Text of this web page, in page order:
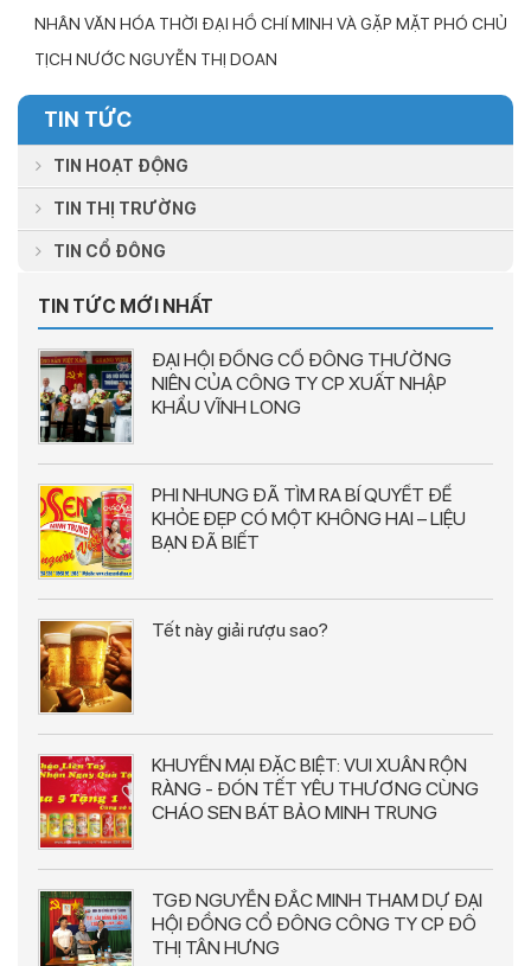
NHÂN VĂN HÓA THỜI ĐẠI HỒ CHÍ MINH VÀ GẶP MẶT PHÓ CHỦ
TỊCH NƯỚC NGUYỄN THỊ DOAN
TIN TỨC
TIN HOẠT ĐỘNG
TIN THỊ TRƯỜNG
TIN CỔ ĐÔNG
TIN TỨC MỚI NHẤT
ĐẠI HỘI ĐỒNG CỔ ĐÔNG THƯỜNG
NIÊN CỦA CÔNG TY CP XUẤT NHẬP
KHẨU VĨNH LONG
PHI NHUNG ĐÃ TÌM RA BÍ QUYẾT ĐỂ
KHỎE ĐẸP CÓ MỘT KHÔNG HAI – LIỆU
BẠN ĐÃ BIẾT
Tết này giải rượu sao?
KHUYẾN MẠI ĐẶC BIỆT: VUI XUÂN RỘN
RÀNG - ĐÓN TẾT YÊU THƯƠNG CÙNG
CHÁO SEN BÁT BẢO MINH TRUNG
TGĐ NGUYỄN ĐẮC MINH THAM DỰ ĐẠI
HỘI ĐỒNG CỔ ĐÔNG CÔNG TY CP ĐÔ
THỊ TÂN HƯNG